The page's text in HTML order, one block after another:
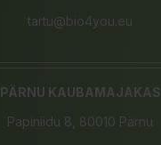
tartu@bio4you.eu
PÄRNU KAUBAMAJAKAS
Papiniidu 8, 80010 Pärnu